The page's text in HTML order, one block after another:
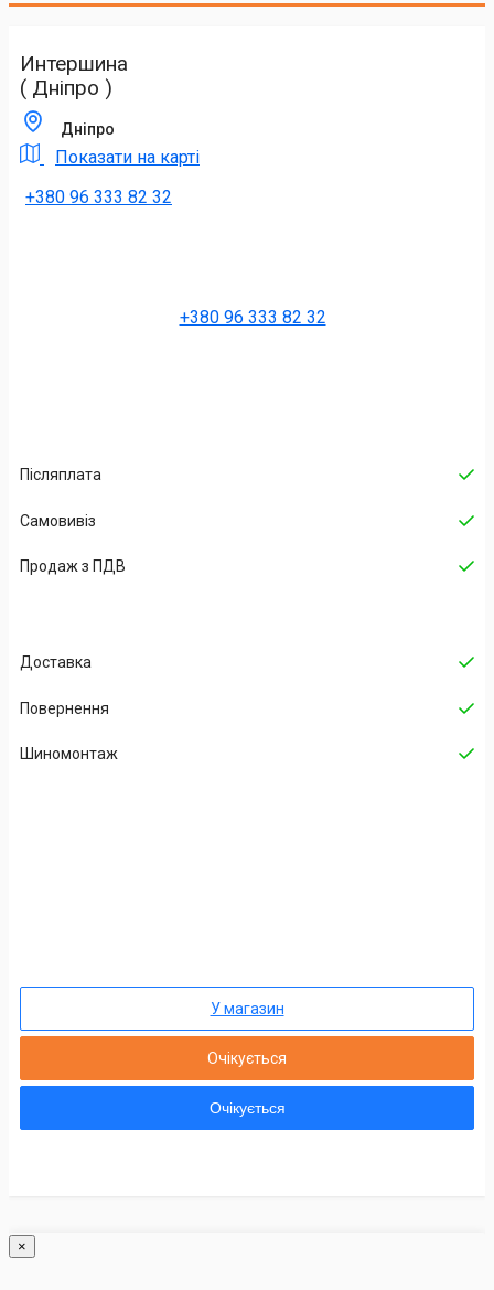
Интершина
( Дніпро )
Дніпро
Показати на карті
+380 96 333 82 32
+380 96 333 82 32
Післяплата
Самовивіз
Продаж з ПДВ
Доставка
Повернення
Шиномонтаж
У магазин
Очікується
Очікується
×